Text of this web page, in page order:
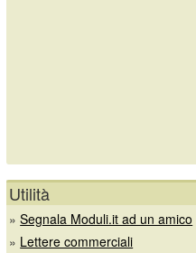
Utilità
»Segnala Moduli.it ad un amico
» Lettere commerciali